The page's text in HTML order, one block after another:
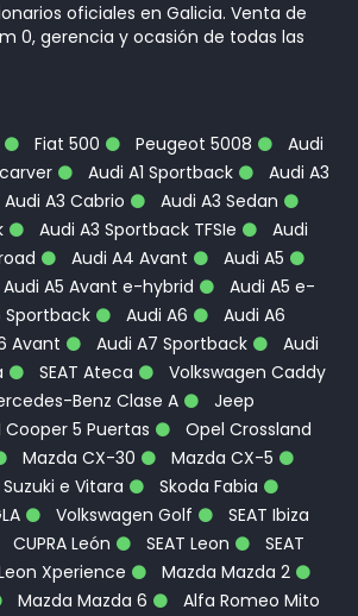
oficiales en Galicia. Venta de
0, gerencia y ocasión de todas las
Fiat 500 Peugeot 5008
Audi
Audi A1 Sportback
Audi A3
Audi A3 Cabrio
Audi A3 Sedan
Audi A3 Sportback TFSIe
Audi
Audi A4 Avant
Audi A5
Audi A5 Avant e-hybrid
Audi A5 e-
Sportback Audi A6
Audi A6
Avant Audi A7 Sportback
Audi
SEAT Ateca
Volkswagen Caddy
Benz Clase A
Jeep
Cooper 5 Puertas
Opel Crossland
Mazda CX-30
Mazda CX-5
Suzuki e Vitara
Skoda Fabia
Volkswagen Golf
SEAT Ibiza
CUPRA León SEAT Leon
SEAT
Xperience
Mazda Mazda 2
Mazda Mazda 6
Alfa Romeo Mito